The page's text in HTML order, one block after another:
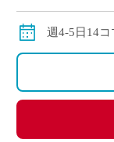
週4-5日14コ